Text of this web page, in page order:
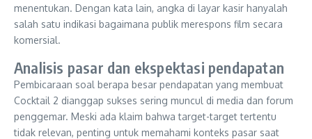
menentukan. Dengan kata lain, angka di layar kasir hanyalah
salah satu indikasi bagaimana publik merespons film secara
komersial.
Analisis pasar dan ekspektasi pendapatan
Pembicaraan soal berapa besar pendapatan yang membuat
Cocktail 2 dianggap sukses sering muncul di media dan forum
penggemar. Meski ada klaim bahwa target-target tertentu
tidak relevan, penting untuk memahami konteks pasar saat